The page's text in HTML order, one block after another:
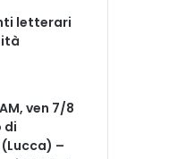
letterari
ven 7/8
di
–